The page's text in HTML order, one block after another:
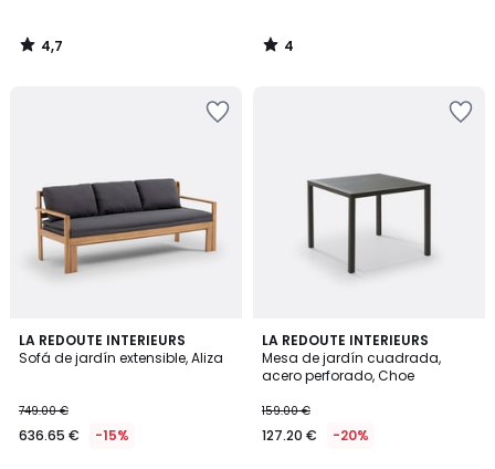
4,7
/
4
/
LA REDOUTE INTERIEURS
Sofá de jardín extensible, Aliza
749.00 €
636.65 € -15%
3,9
/ 5
LA REDOUTE INTERIEURS
Mesa de jardín cuadrada,
acero perforado, Choe
159.00 €
127.20 € -20%
4,5
/ 5